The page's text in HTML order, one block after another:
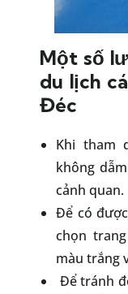
Một số
du lịch
Đéc
Khi tham
không
cảnh quan.
Để có
chọn
màu trắng
Để tránh